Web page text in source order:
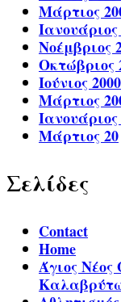
Μάρτιος
Ιανουάριος
Νοέμβριος
Οκτώβριος
Ιούνιος 2000
Μάρτιος
Ιανουάριος
Μάρτιος 20
Σελίδες
Contact
Home
Άγιος